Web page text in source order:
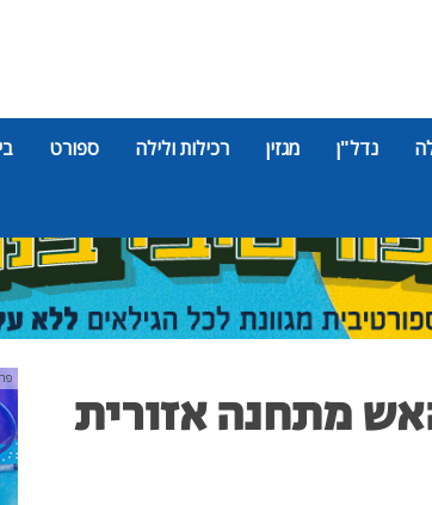
נדל"ן מגזין רכילות ולילה ספורט
מתחנה אזורית